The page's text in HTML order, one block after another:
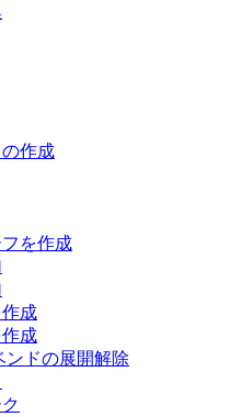
作成
を作成
成
成
ンドの展開解除